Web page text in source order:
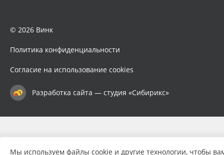
© 2026 Винк
Политика конфиденциальности
Согласие на использование cookies
Разработка сайта — студия «Сибирикс»
Мы используем файлы cookie и другие технологии, чтобы